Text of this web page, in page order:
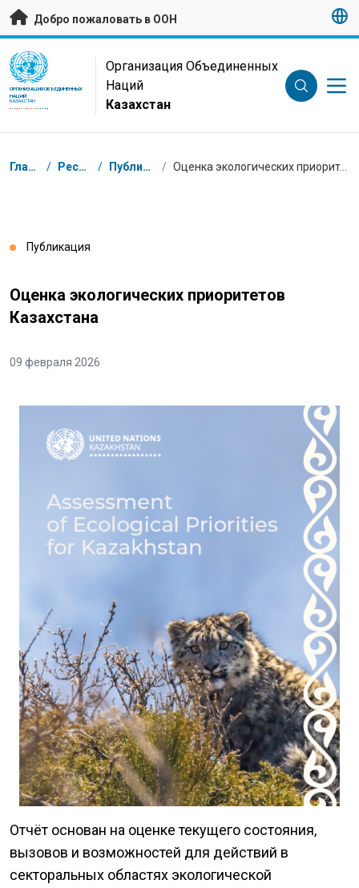
Перейти к основному содержанию
Добро пожаловать в ООН
UN Logo
ОРГАНИЗАЦИЯ ОБЪЕДИНЕННЫХ
НАЦИЙ
КАЗАХСТАН
Организация Объединенных
Наций
Казахстан
Навигационная цепочка
Главная / Ресурсы / Публикации / Оценка экологических приоритетов Казахстана
Публикация
Оценка экологических приоритетов
Казахстана
09 февраля 2026
Отчёт основан на оценке текущего состояния,
вызовов и возможностей для действий в
секторальных областях экологической